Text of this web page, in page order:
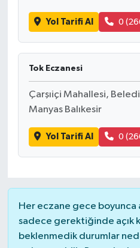
Yol Tarifi Al 0
Tok Eczanesi
Çarşıiçi Mahallesi,
Manyas Balıkesir
Yol Tarifi Al 0
Her eczane gece boyunca
sadece gerektiğinde açık
beklenmedik durumlar